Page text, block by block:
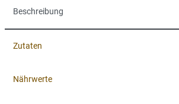
Beschreibung
Zutaten
Nährwerte